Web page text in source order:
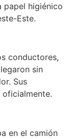
papel higiénico
Este.
conductores,
sin
Sus
en el camión